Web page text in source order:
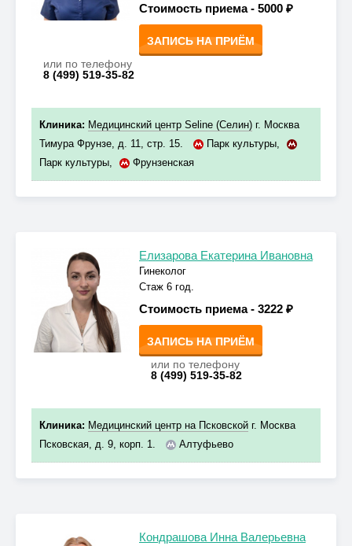
Стоимость приема - 5000 ₽
ЗАПИСЬ НА ПРИЁМ
или по телефону
8 (499) 519-35-82
Клиника: Медицинский центр Seline (Селин) г. Москва
Тимура Фрунзе, д. 11, стр. 15.
Парк культуры,
Парк культуры, Фрунзенская
Елизарова Екатерина Ивановна
Гинеколог
Стаж 6 год.
Стоимость приема - 3222 ₽
ЗАПИСЬ НА ПРИЁМ
или по телефону
8 (499) 519-35-82
Клиника: Медицинский центр на Псковской г. Москва
Псковская, д. 9, корп. 1.
Алтуфьево
Кондрашова Инна Валерьевна